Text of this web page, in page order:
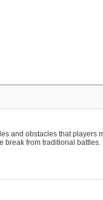
and obstacles that players
break from traditional battles.